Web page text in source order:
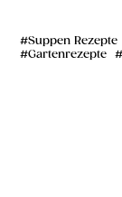
Suppen Rezepte
Gartenrezepte